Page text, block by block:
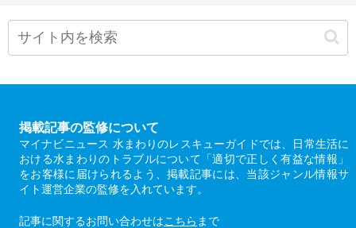
掲載記事の監修について
マイナビニュース 水まわりのレスキューガイドでは、日常生活に
おける水まわりのトラブルについて「適切で正しく有益な情報」
をお客様に届けられるよう、掲載記事には、当該ジャンル情報サ
イト運営企業の監修を入れています。
記事に関するお問い合わせはこちら まで